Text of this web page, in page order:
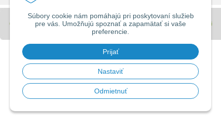
Súbory cookie nám pomáhajú pri poskytovaní služieb
pre vás. Umožňujú spoznať a zapamätať si vaše
preferencie.
Prijať
Nastaviť
Odmietnuť
© 2026 Stavebniny - DUMA •tvorba eshopu cez UNIobchod,webhostingspoločnosti
WEBYGROUP